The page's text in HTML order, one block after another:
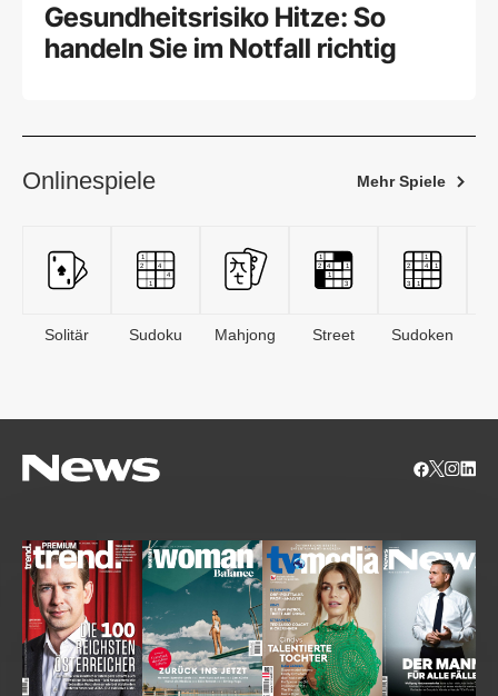
Gesundheitsrisiko Hitze: So
handeln Sie im Notfall richtig
Onlinespiele Mehr Spiele
Solitär Sudoku Mahjong Street Sudoken